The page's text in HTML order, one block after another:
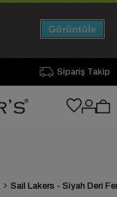
Sipariş Takip
Görüntüle